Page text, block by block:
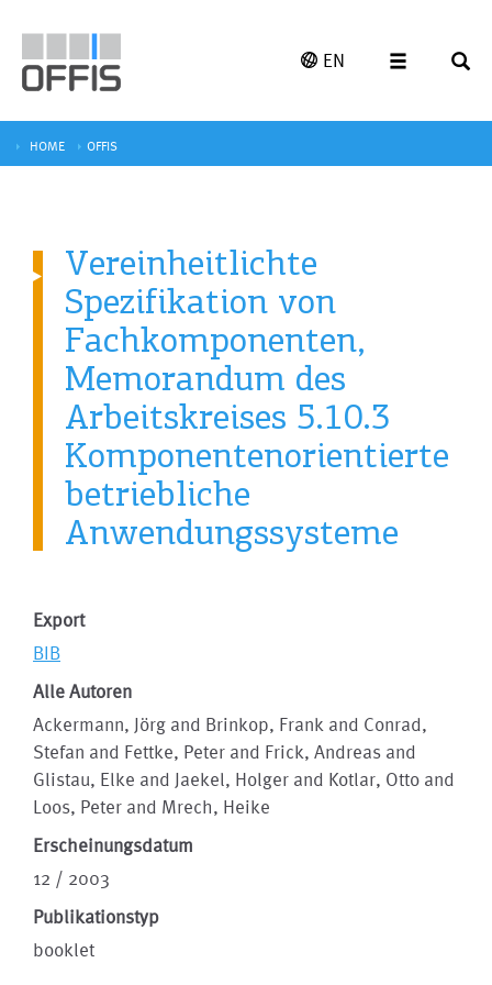
EN
HOME OFFIS
Vereinheitlichte
Spezifikation von
Fachkomponenten,
Memorandum des
Arbeitskreises 5.10.3
Komponentenorientierte
betriebliche
Anwendungssysteme
Export
BIB
Alle Autoren
Ackermann, Jörg and Brinkop, Frank and Conrad,
Stefan and Fettke, Peter and Frick, Andreas and
Glistau, Elke and Jaekel, Holger and Kotlar, Otto and
Loos, Peter and Mrech, Heike
Erscheinungsdatum
12 / 2003
Publikationstyp
booklet